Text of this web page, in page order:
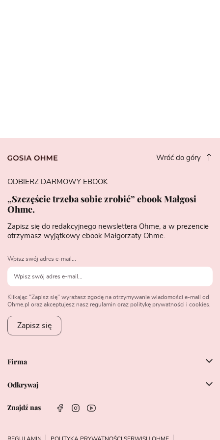
Wróć do góry
Firma
Odkrywaj
Znajdź nas
ODBIERZ DARMOWY EBOOK
„Szczęście trzeba sobie zrobić” ebook Małgosi
Ohme.
Zapisz się do redakcyjnego newslettera Ohme, a w prezencie
otrzymasz wyjątkowy ebook Małgorzaty Ohme.
Wpisz swój adres e-mail...
Klikając "Zapisz się" wyrażasz zgodę na otrzymywanie wiadomości e-mail od
Ohme.pl oraz akceptujesz nasz regulamin oraz politykę prywatności i cookies.
Zapisz się